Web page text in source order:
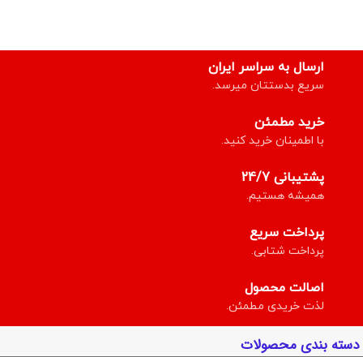
ارسال به سراسر ایران
سریع بدستتان میرسد.
خرید مطمئن
با اطمینان خرید کنید.
پشتیبانی 24/7
همیشه هستیم.
پرداخت سریع
پرداخت شتابی.
اصالت محصول
لذت خریدی مطمئن.
دسته بندی محصولات